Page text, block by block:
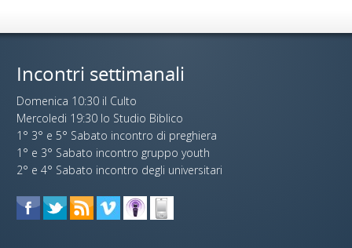
Incontri settimanali
Domenica 10:30 il Culto
Mercoledi 19:30 lo Studio Biblico
1° 3° e 5° Sabato incontro di preghiera
1° e 3° Sabato incontro gruppo youth
2° e 4° Sabato incontro degli universitari